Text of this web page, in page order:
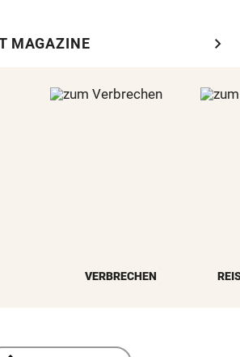
MAGAZINE chevron_right
VERBRECHEN